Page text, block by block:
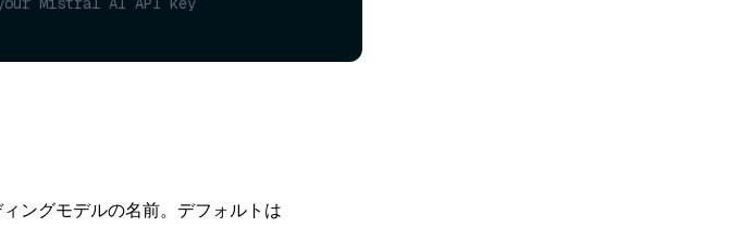
ングモデルの名前。デフォルトは